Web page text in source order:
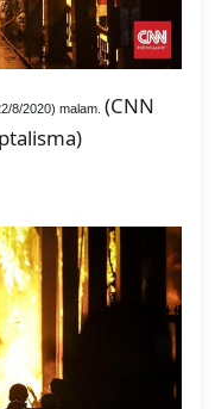
8/2020) malam. (CNN